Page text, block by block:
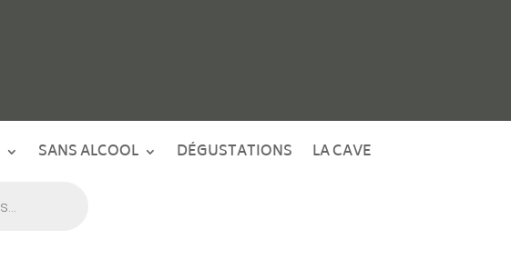
SANS ALCOOL DÉGUSTATIONS
LA CAVE